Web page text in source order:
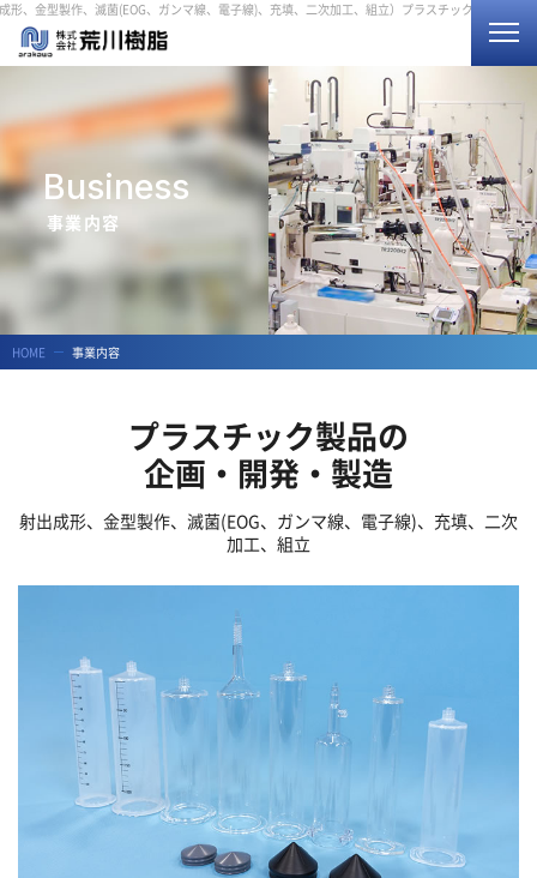
作、滅菌(EOG、ガンマ線、電子線)、充填、二次加工、組立）プラスチック製品の企画・開発
ホーム
会社概要
事業内容
ご依頼の流れ
サステナビリティ
Business
事業内容
HOME 事業内容
プラスチック製品の
企画・開発・製造
射出成形、金型製作、滅菌(EOG、ガンマ線、電子線)、充填、二次
加工、組立